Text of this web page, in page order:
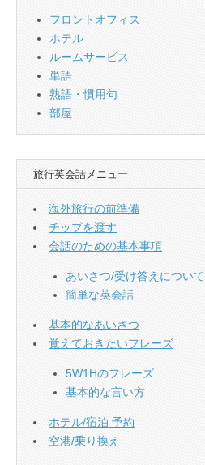
フロントオフィス
ホテル
ルームサービス
単語
熟語・慣用句
部屋
旅行英会話メニュー
海外旅行の前準備
チップを渡す
会話のための基本事項
あいさつ/受け答えについて
簡単な英会話
基本的なあいさつ
覚えておきたいフレーズ
5W1Hのフレーズ
基本的な言い方
ホテル/宿泊 予約
空港/乗り換え